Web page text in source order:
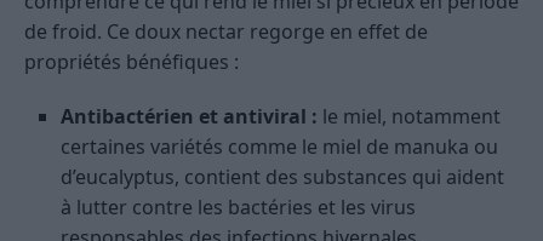
de froid. Ce doux nectar regorge en effet de
propriétés bénéfiques :
Antibactérien et antiviral : le miel, notamment
certaines variétés comme le miel de manuka ou
d’eucalyptus, contient des substances qui aident
à lutter contre les bactéries et les virus